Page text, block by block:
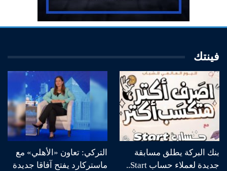
فينتك
بنك البركة يطلق مسابقة
جديدة لعملاء حساب Start..
التركي: تعاون «الأهلي» مع
ماستركارد يفتح آفاقا جديدة